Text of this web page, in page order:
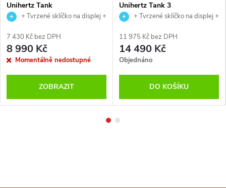
Unihertz Tank
+ Tvrzené sklíčko na displej +
7 430 Kč bez DPH
8 990 Kč
Momentálně nedostupné
ZOBRAZIT
Unihertz Tank 3
+ Tvrzené sklíčko na displej +
11 975 Kč bez DPH
14 490 Kč
Objednáno
DO KOŠÍKU